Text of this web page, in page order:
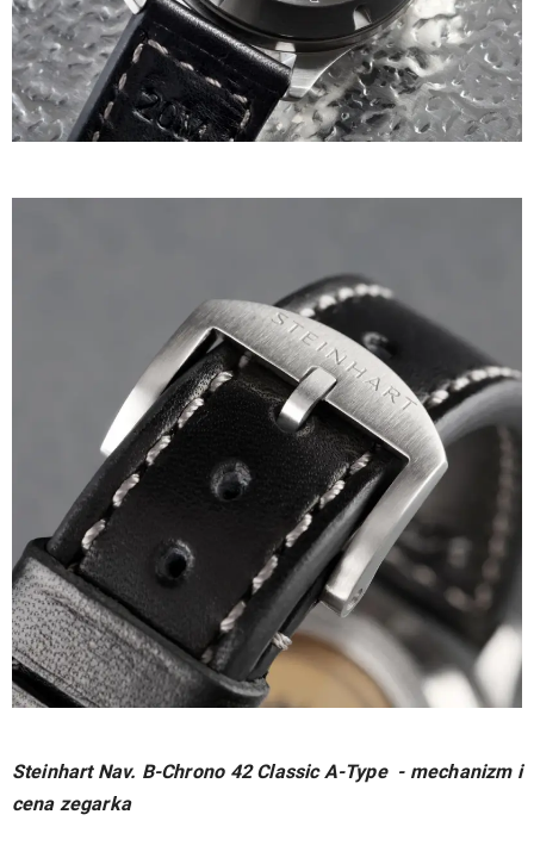
Steinhart Nav. B-Chrono 42 Classic A-Type - mechanizm i
cena zegarka